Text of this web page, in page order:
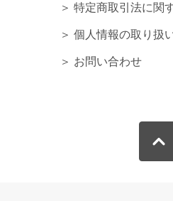
＞ 特定商取引法に関
＞ 個人情報の取り扱
＞ お問い合わせ